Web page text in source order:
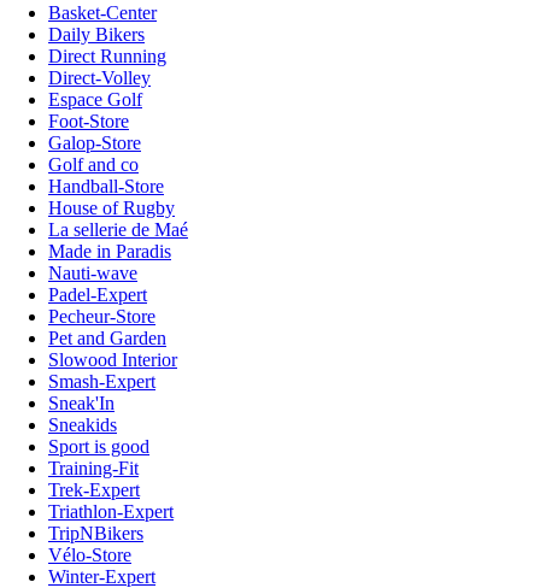
Basket-Center
Daily Bikers
Direct Running
Direct-Volley
Espace Golf
Foot-Store
Galop-Store
Golf and co
Handball-Store
House of Rugby
La sellerie de Maé
Made in Paradis
Nauti-wave
Padel-Expert
Pecheur-Store
Pet and Garden
Slowood Interior
Smash-Expert
Sneak'In
Sneakids
Sport is good
Training-Fit
Trek-Expert
Triathlon-Expert
TripNBikers
Vélo-Store
Winter-Expert